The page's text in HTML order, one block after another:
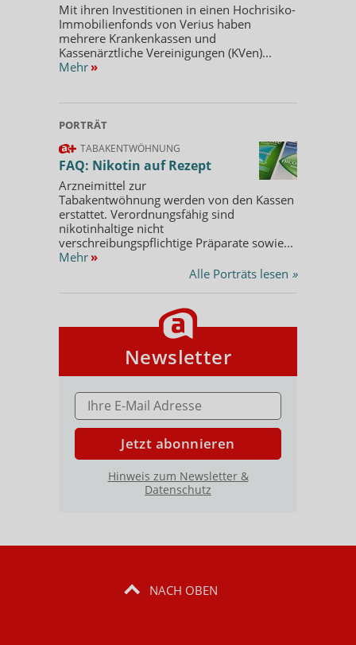
Mit ihren Investitionen in einen Hochrisiko-
Immobilienfonds von Verius haben
mehrere Krankenkassen und
Kassenärztliche Vereinigungen (KVen)...
Mehr »
PORTRÄT
TABAKENTWÖHNUNG
FAQ: Nikotin auf Rezept
Arzneimittel zur
Tabakentwöhnung werden von den Kassen
erstattet. Verordnungsfähig sind
nikotinhaltige nicht
verschreibungspflichtige Präparate sowie...
Mehr »
Alle Porträts lesen »
Newsletter
E-MAIL ADRESSE
Jetzt abonnieren
Hinweis zum Newsletter &
Datenschutz
NACH OBEN